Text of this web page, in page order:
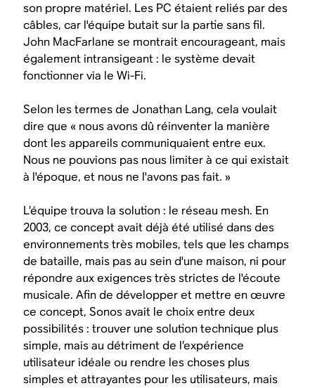
son propre matériel. Les PC étaient reliés par des
câbles, car l'équipe butait sur la partie sans fil.
John MacFarlane se montrait encourageant, mais
également intransigeant : le système devait
fonctionner via le Wi-Fi.
Selon les termes de Jonathan Lang, cela voulait
dire que « nous avons dû réinventer la manière
dont les appareils communiquaient entre eux.
Nous ne pouvions pas nous limiter à ce qui existait
à l'époque, et nous ne l'avons pas fait. »
L’équipe trouva la solution : le réseau mesh. En
2003, ce concept avait déjà été utilisé dans des
environnements très mobiles, tels que les champs
de bataille, mais pas au sein d'une maison, ni pour
répondre aux exigences très strictes de l'écoute
musicale. Afin de développer et mettre en œuvre
ce concept, Sonos avait le choix entre deux
possibilités : trouver une solution technique plus
simple, mais au détriment de l’expérience
utilisateur idéale ou rendre les choses plus
simples et attrayantes pour les utilisateurs, mais